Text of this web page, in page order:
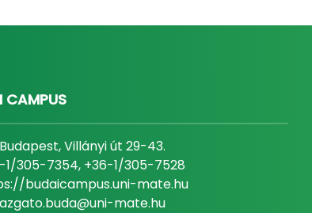
CAMPUS
Budapest, Villányi út 29-43.
1/305-7354, +36-1/305-7528
budaicampus.uni-mate.hu
mate.hu